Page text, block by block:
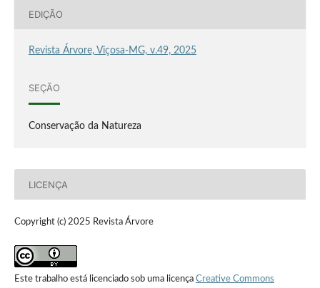
EDIÇÃO
Revista Árvore, Viçosa-MG, v.49, 2025
SEÇÃO
Conservação da Natureza
LICENÇA
Copyright (c) 2025 Revista Árvore
Este trabalho está licenciado sob uma licença Creative Commons